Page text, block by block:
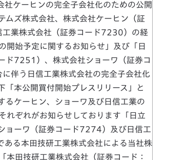
ケーヒンの完全子会社化のための公開
ムズ株式会社、株式会社ケーヒン（証
業株式会社（証券コード7230）の経
開始予定に関するお知らせ」及び「日
ド7251）、株式会社ショーワ（証券コ
伴う日信工業株式会社の完全子会社化
「本公開買付開始プレスリリース」と
るケーヒン、ショーワ及び日信工業の
れぞれがお知らせしております「日立
ョーワ（証券コード7274）及び日信工
る本田技研工業株式会社による当社株
田技研工業株式会社（証券コード：